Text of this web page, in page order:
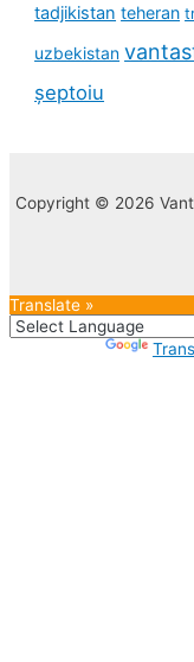
tadjikistan teheran
uzbekistan
șeptoiu
Copyright © 2026
Translate »